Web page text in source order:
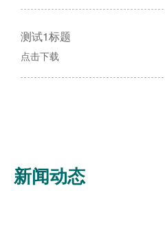
测试1标题
点击下载
新闻动态